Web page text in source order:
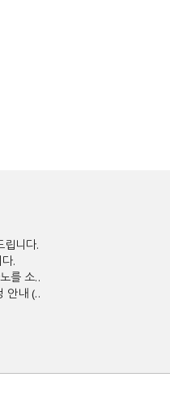
립니다.
.
를 소..
안내 (..